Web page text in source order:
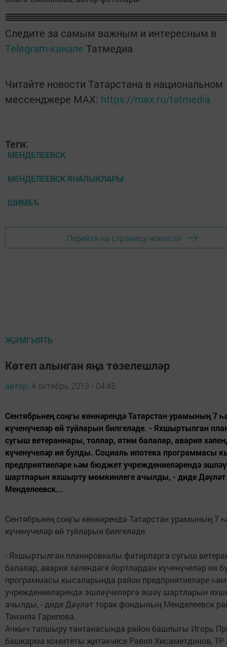
Следите за самым важным и интересным в
Telegram-канале Татмедиа
Читайте новости Татарстана в национальном
мессенджере MАХ: https://max.ru/tatmedia
Теги:
МЕНДЕЛЕЕВСК
МЕНДЕЛЕЕВСК ЯНАЛЫКЛАРЫ
ШИМБЂ
Перейти на страницу новости
ҖӘМГЫЯТЬ
Көтеп алынган яңа төзелешләр
автор, 4 октябрь 2013 - 04:45
Сентябрьнең соңгы көннәрендә Татарстан урамының 7
күченүчеләр өй туйларын билгеләде. - Яхшыртылган
сугыш ветераннары, толлар, ятим балалар, авария
күченүчеләр ия булды. Социаль ипотека программасы
предприятиеләре һәм бюджет учреждениеләрендә
шартларын яхшырту мөмкинлеге ачылды, - диде
Менделеевск...
Сентябрьнең соңгы көннәрендә Татарстан урамының 7
күченүчеләр өй туйларын билгеләде.
- Яхшыртылган планировкалы фатирларга сугыш
балалар, авария хәлендәге йортлардан күченүчеләр ия
программасы кысаларында район предприятиеләре
учреждениеләрендә эшләүчеләргә яшәү шартларын
ачылды, - диде Дәүләт торак фондының Менделеевск
Тәнзилә Гарипова.
Ачкыч тапшыру тантанасында район башлыгы Игорь
башкарма комитеты җитәкчесе Равил Хисаметдинов,